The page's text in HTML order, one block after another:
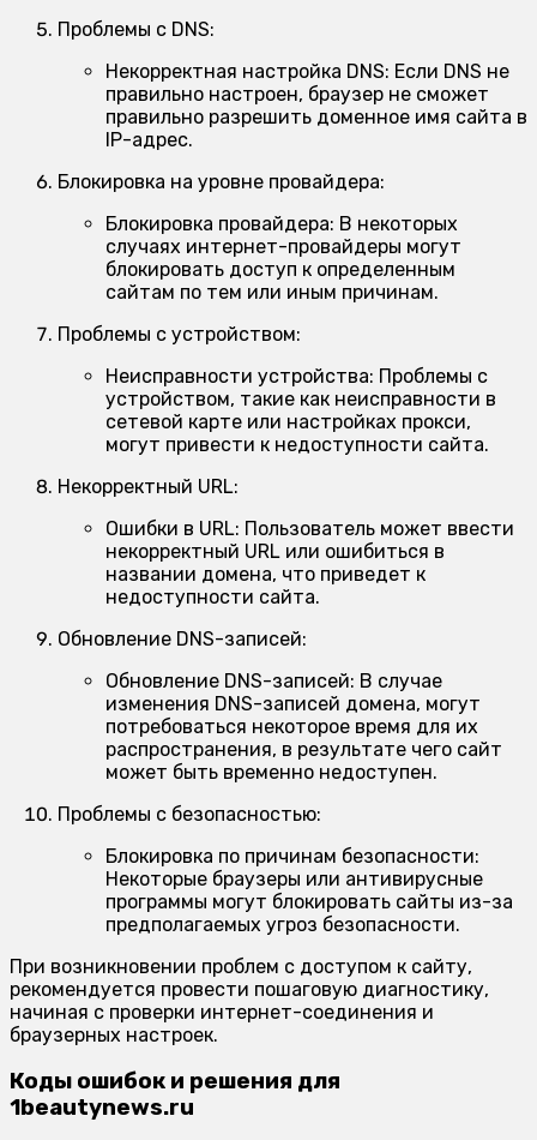
Проблемы с DNS:
Некорректная настройка DNS: Если DNS не
правильно настроен, браузер не сможет
правильно разрешить доменное имя сайта в
IP-адрес.
Блокировка на уровне провайдера:
Блокировка провайдера: В некоторых
случаях интернет-провайдеры могут
блокировать доступ к определенным
сайтам по тем или иным причинам.
Проблемы с устройством:
Неисправности устройства: Проблемы с
устройством, такие как неисправности в
сетевой карте или настройках прокси,
могут привести к недоступности сайта.
Некорректный URL:
Ошибки в URL: Пользователь может ввести
некорректный URL или ошибиться в
названии домена, что приведет к
недоступности сайта.
Обновление DNS-записей:
Обновление DNS-записей: В случае
изменения DNS-записей домена, могут
потребоваться некоторое время для их
распространения, в результате чего сайт
может быть временно недоступен.
Проблемы с безопасностью:
Блокировка по причинам безопасности:
Некоторые браузеры или антивирусные
программы могут блокировать сайты из-за
предполагаемых угроз безопасности.
При возникновении проблем с доступом к сайту,
рекомендуется провести пошаговую диагностику,
начиная с проверки интернет-соединения и
браузерных настроек.
Коды ошибок и решения для
1beautynews.ru